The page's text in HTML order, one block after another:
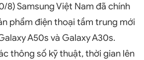
8) Samsung Việt Nam đã chính
phẩm điện thoại tầm trung mới
A50s và Galaxy A30s.
thông số kỹ thuật, thời gian lên